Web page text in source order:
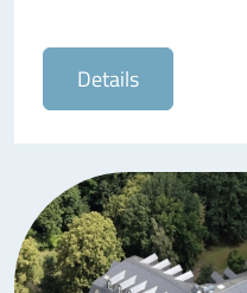
Details